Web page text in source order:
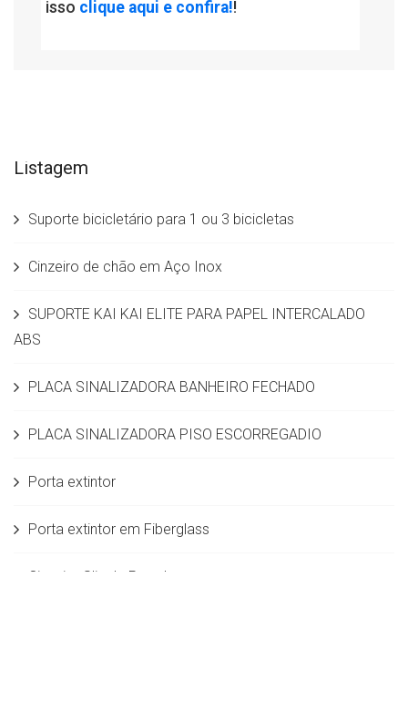
isso clique aqui e confira!!
Listagem
Suporte bicicletário para 1 ou 3 bicicletas
Cinzeiro de chão em Aço Inox
SUPORTE KAI KAI ELITE PARA PAPEL INTERCALADO
ABS
PLACA SINALIZADORA BANHEIRO FECHADO
PLACA SINALIZADORA PISO ESCORREGADIO
Porta extintor
Porta extintor em Fiberglass
Cinzeiro Slin de Parede